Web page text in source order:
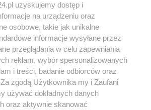
Instagram Youtube
uzyskujemy dostęp i
na urządzeniu oraz
osobowe, takie jak unikalne
informacje wysyłane przez
przeglądania w celu zapewniania
reklam, wybór spersonalizowanych
i treści, badanie odbiorców oraz
Za zgodą Użytkownika my i Zaufani
używać dokładnych danych
oraz aktywnie skanować